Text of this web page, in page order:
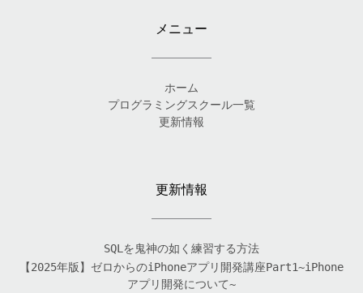
メニュー
ホーム
プログラミングスクール一覧
更新情報
更新情報
SQLを鬼神の如く練習する方法
【2025年版】ゼロからのiPhoneアプリ開発講座Part1~iPhone
アプリ開発について~